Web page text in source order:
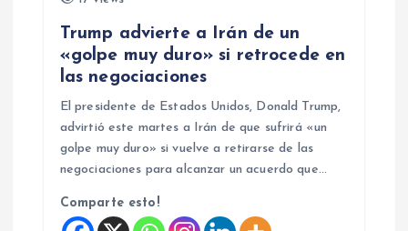
Trump advierte a Irán de un
«golpe muy duro» si retrocede en
las negociaciones
El presidente de Estados Unidos, Donald Trump,
advirtió este martes a Irán de que sufrirá «un
golpe muy duro» si vuelve a retirarse de las
negociaciones para alcanzar un acuerdo que…
Comparte esto!